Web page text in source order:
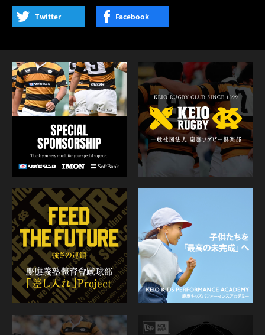
Twitter Facebook